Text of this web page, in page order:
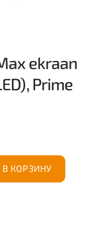
ekraan
Prime
КОРЗИНУ